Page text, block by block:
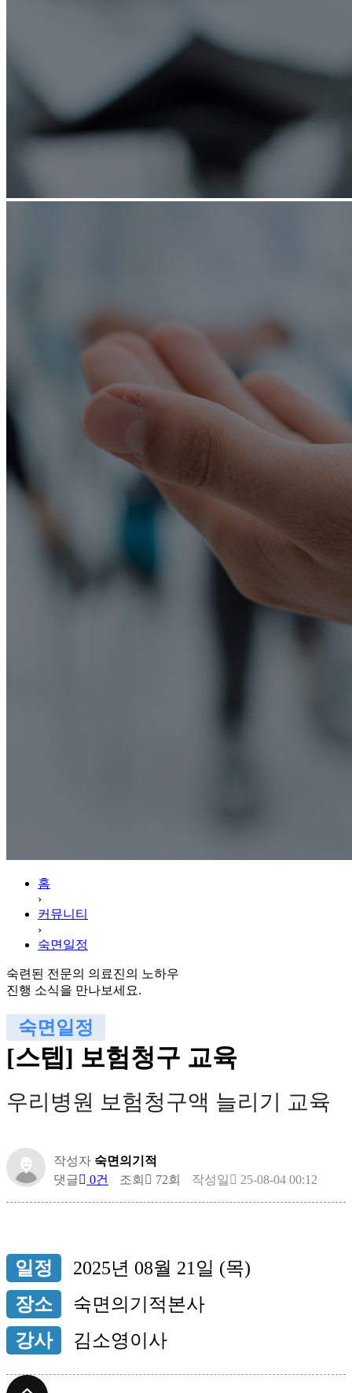
홈
›
커뮤니티
›
숙면일정
숙련된 전문의 의료진의 노하우
진행 소식을 만나보세요.
숙면일정
[스텝] 보험청구 교육
우리병원 보험청구액 늘리기 교육
작성자 숙면의기적
댓글
0건 조회 72회 작성일 25-08-04 00:12
일정
2025년 08월 21일 (목)
장소
숙면의기적본사
강사
김소영이사